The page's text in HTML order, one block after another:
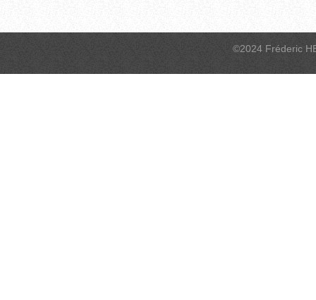
©2024 Fréderic